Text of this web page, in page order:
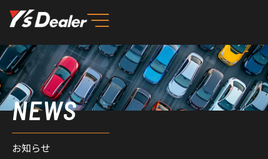
を
ス
キ
ッ
プ NEWS
お知らせ